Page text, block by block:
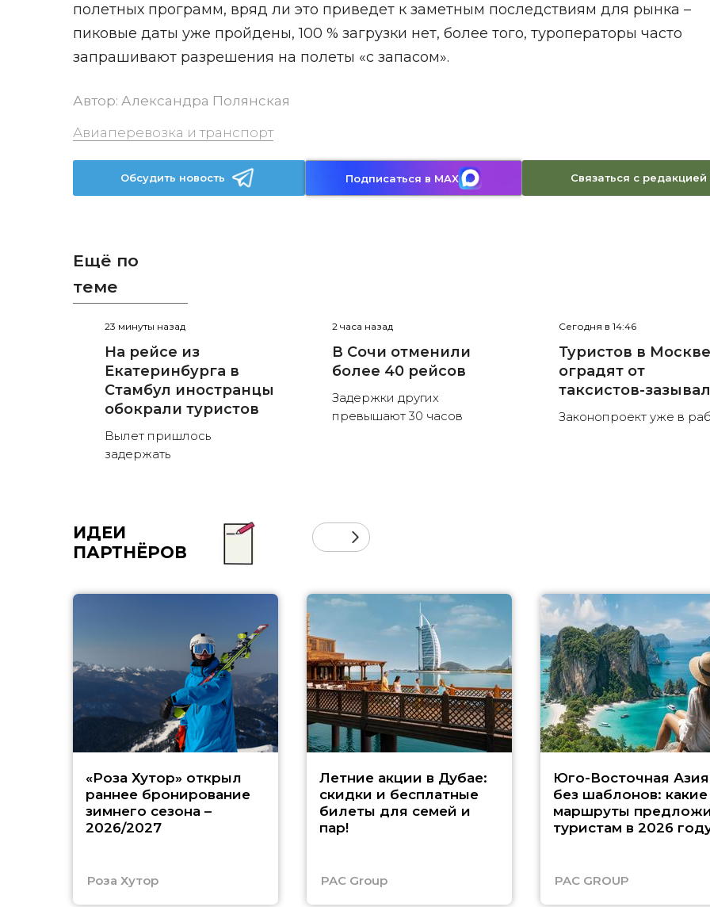
полетных программ, вряд ли это приведет к заметным последствиям для рынка –
пиковые даты уже пройдены, 100 % загрузки нет, более того, туроператоры часто
запрашивают разрешения на полеты «с запасом».
Автор: Александра Полянская
Авиаперевозка и транспорт
Обсудить новость Подписаться в MAX Связаться с редакцией
Ещё по
теме
23 минуты назад
На рейсе из
Екатеринбурга в
Стамбул иностранцы
обокрали туристов
Вылет пришлось
задержать
2 часа назад
В Сочи отменили
более 40 рейсов
Задержки других
превышают 30 часов
Сегодня в 14:46
Туристов в Москве
оградят от
таксистов-зазывал
Законопроект уже в
ИДЕИ
ПАРТНЁРОВ
«Роза Хутор» открыл
раннее бронирование
зимнего сезона –
2026/2027
Роза Хутор
Летние акции в Дубае:
скидки и бесплатные
билеты для семей и
пар!
PAC Group
Юго-Восточная Азия
без шаблонов: какие
маршруты
туристам в 2026
PAC GROUP